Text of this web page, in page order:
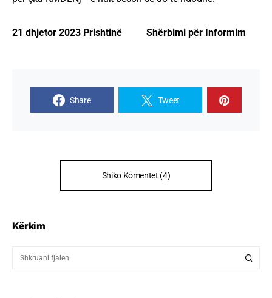
21 dhjetor 2023 Prishtinë Shërbimi për Informim
Share Tweet
Shiko Komentet (4)
Kërkim